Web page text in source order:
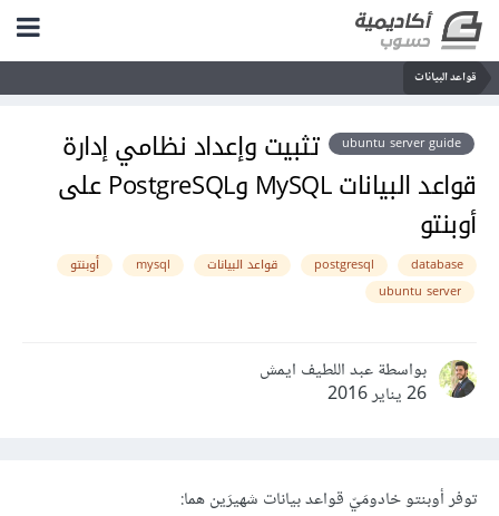
قواعد البيانات
ubuntu server guide
تثبيت وإعداد نظامي إدارة
قواعد البيانات MySQL وPostgreSQL على
أوبنتو
database
postgresql قواعد البيانات mysql
أوبنتو
ubuntu server
بواسطة عبد اللطيف ايمش
26 يناير 2016
توفر أوبنتو خادومَيّ قواعد بيانات شهيرَين هما: